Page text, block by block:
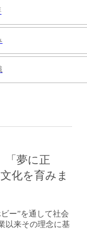
「夢に正
化を育みま
ー”を通して社会
以来その理念に基